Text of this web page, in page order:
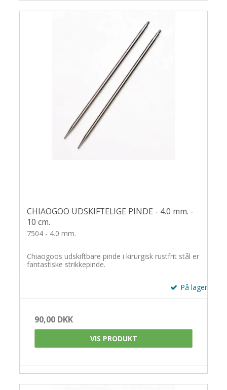
CHIAOGOO UDSKIFTELIGE PINDE - 4.0 mm. -
10 cm.
7504 - 4.0 mm.
Chiaogoos udskiftbare pinde i kirurgisk rustfrit stål er
fantastiske strikkepinde.
På lager
90,00 DKK
VIS PRODUKT